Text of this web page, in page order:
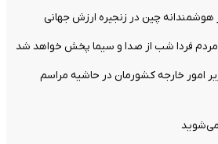
هوشمندانه چین در زنجیره ارزش جهانی
فردا شب از صدا و سیما پخش خواهد شد
امور خارجه کشورمان در حاشیه مراسم
می‌شوید